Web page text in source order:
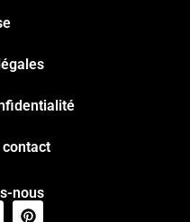
contact
nous